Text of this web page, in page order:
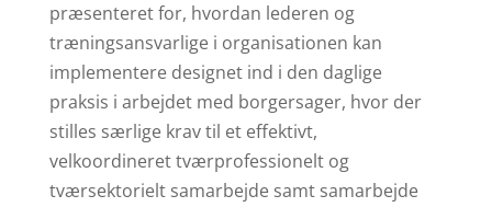
præsenteret for, hvordan lederen og
træningsansvarlige i organisationen kan
implementere designet ind i den daglige
praksis i arbejdet med borgersager, hvor der
stilles særlige krav til et effektivt,
velkoordineret tværprofessionelt og
tværsektorielt samarbejde samt samarbejde